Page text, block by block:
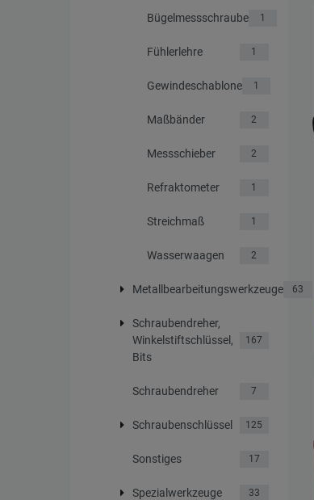
Bügelmessschraube 1
Fühlerlehre 1
Gewindeschablone 1
Maßbänder 2
Messschieber 2
Refraktometer 1
Streichmaß 1
Wasserwaagen 2
Metallbearbeitungswerkzeuge 63
Schraubendreher,
Winkelstiftschlüssel,
Bits
167
Schraubendreher 7
Schraubenschlüssel 125
Sonstiges 17
Spezialwerkzeuge 33